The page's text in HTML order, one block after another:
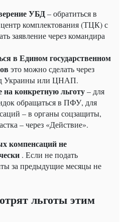
УБД– обратиться в
комплектования (ТЦК) с
заявление через командира
в Едином государственном
это можно сделать через
Украины или ЦНАП.
на конкретную льготу– для
обращаться в ПФУ, для
– в органы соцзащиты,
– через «Действие».
компенсаций не
. Если не подать
за предыдущие месяцы не
льготы этим